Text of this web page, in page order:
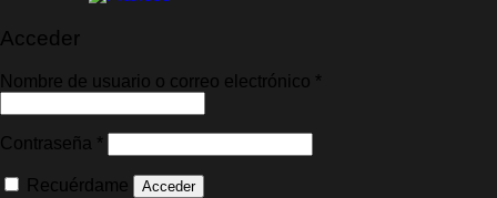
Acceder
Nombre de usuario o correo electrónico *
Contraseña *
Recuérdame Acceder